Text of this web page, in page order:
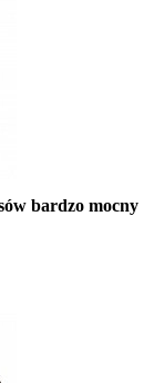
bardzo mocny